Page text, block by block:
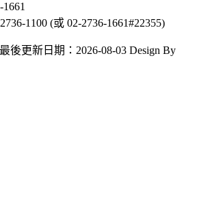
1100 (或 02-2736-1661#22355)
最後更新日期：2026-08-03 Design By